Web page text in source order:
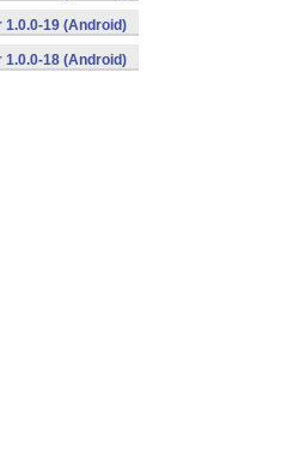
1.0.0-19 (Android)
1.0.0-18 (Android)